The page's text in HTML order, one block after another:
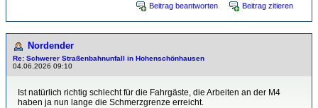
Beitrag beantworten Beitrag zitieren
Nordender
Re: Schwerer Straßenbahnunfall in Hohenschönhausen
04.06.2026 09:10
Ist natürlich richtig schlecht für die Fahrgäste, die Arbeiten an der M4
haben ja nun lange die Schmerzgrenze erreicht.